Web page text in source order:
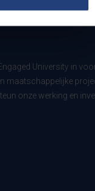
University in
maatschappelijke
onze werking en